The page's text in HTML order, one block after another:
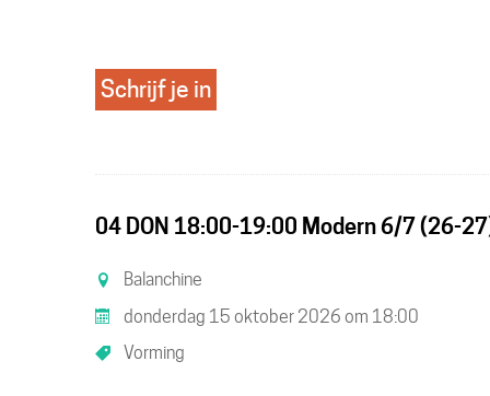
Schrijf je in
04 DON 18:00-19:00 Modern 6/7 (26-
Balanchine
donderdag 15 oktober 2026 om 18:00
Vorming